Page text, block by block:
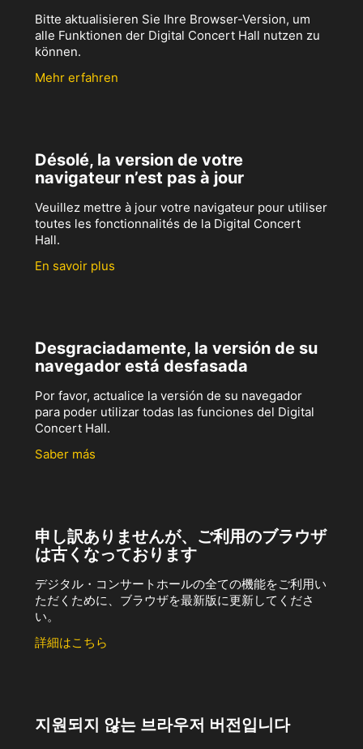
Bitte aktualisieren Sie Ihre Browser-Version, um
alle Funktionen der Digital Concert Hall nutzen zu
können.
Mehr erfahren
Désolé, la version de votre
navigateur n’est pas à jour
Veuillez mettre à jour votre navigateur pour utiliser
toutes les fonctionnalités de la Digital Concert
Hall.
En savoir plus
Desgraciadamente, la versión de su
navegador está desfasada
Por favor, actualice la versión de su navegador
para poder utilizar todas las funciones del Digital
Concert Hall.
Saber más
申し訳ありませんが、ご利用のブラウザ
は古くなっております
デジタル・コンサートホールの全ての機能をご利用い
ただくために、ブラウザを最新版に更新してくださ
い。
詳細はこちら
지원되지 않는 브라우저 버전입니다